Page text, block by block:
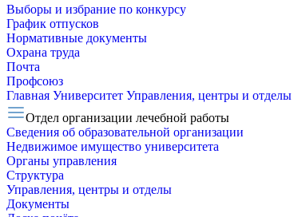
Выборы и избрание по конкурсу
График отпусков
Нормативные документы
Охрана труда
Почта
Профсоюз
Главная Университет Управления, центры и отделы
Отдел организации лечебной работы
Сведения об образовательной организации
Недвижимое имущество университета
Органы управления
Структура
Управления, центры и отделы
Документы